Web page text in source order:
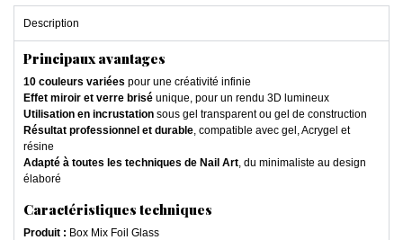
Description
Principaux avantages
10 couleurs variées pour une créativité infinie
Effet miroir et verre brisé unique, pour un rendu 3D lumineux
Utilisation en incrustation sous gel transparent ou gel de construction
Résultat professionnel et durable, compatible avec gel, Acrygel et
résine
Adapté à toutes les techniques de Nail Art, du minimaliste au design
élaboré
Caractéristiques techniques
Produit : Box Mix Foil Glass